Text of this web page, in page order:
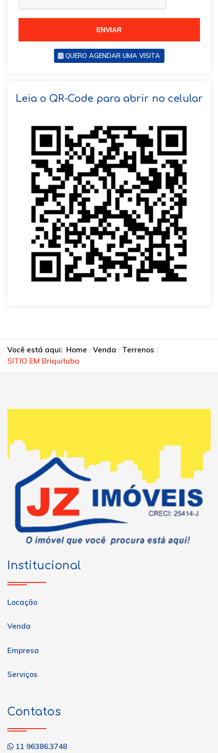
ENVIAR
QUERO AGENDAR UMA VISITA
Leia o QR-Code para abrir no celular
Você está aqui: Home Venda
Terrenos
SITIO EM Briquituba
Institucional
Locação
Venda
Empresa
Serviços
Contatos
11 96386.3748